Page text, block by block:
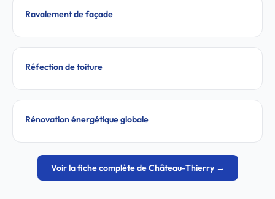
Ravalement de façade
Réfection de toiture
Rénovation énergétique globale
Voir la fiche complète de Château-Thierry →